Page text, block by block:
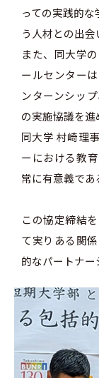
っての実践的
う人材との出会
また、同大学
ールセンター
ンターンシッ
の実施協議を進
同大学 村崎理
ーにおける教
常に有意義であ
この協定締結
て実りある関
的なパートナー